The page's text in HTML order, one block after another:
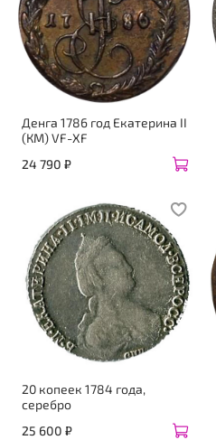
Денга 1786 год Екатерина II
(КМ) VF-XF
24 790 ₽
20 копеек 1784 года,
серебро
25 600 ₽